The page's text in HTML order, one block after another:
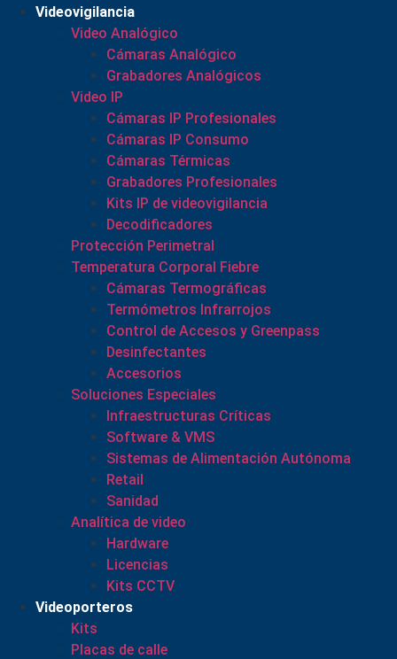
Videovigilancia
Video Analógico
Cámaras Analógico
Grabadores Analógicos
Video IP
Cámaras IP Profesionales
Cámaras IP Consumo
Cámaras Térmicas
Grabadores Profesionales
Kits IP de videovigilancia
Decodificadores
Protección Perimetral
Temperatura Corporal Fiebre
Cámaras Termográficas
Termómetros Infrarrojos
Control de Accesos y Greenpass
Desinfectantes
Accesorios
Soluciones Especiales
Infraestructuras Críticas
Software & VMS
Sistemas de Alimentación Autónoma
Retail
Sanidad
Analítica de video
Hardware
Licencias
Kits CCTV
Videoporteros
Kits
Placas de calle